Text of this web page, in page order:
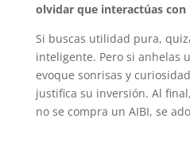
olvidar que interactúas con
Si buscas utilidad pura,
inteligente. Pero si anhelas
evoque sonrisas y
justifica su inversión. Al
no se compra un AIBI, se